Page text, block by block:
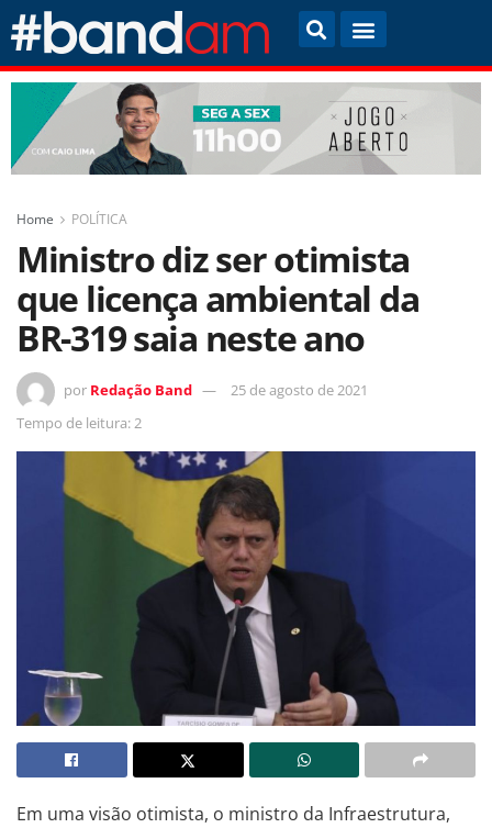
Home POLÍTICA
Ministro diz ser otimista
que licença ambiental da
BR-319 saia neste ano
por Redação Band
25 de agosto de 2021
Tempo de leitura: 2
Em uma visão otimista, o ministro da Infraestrutura,